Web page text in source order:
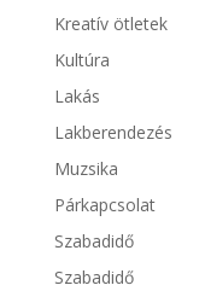
Kreatív ötletek
Kultúra
Lakás
Lakberendezés
Muzsika
Párkapcsolat
Szabadidő
Szabadidő